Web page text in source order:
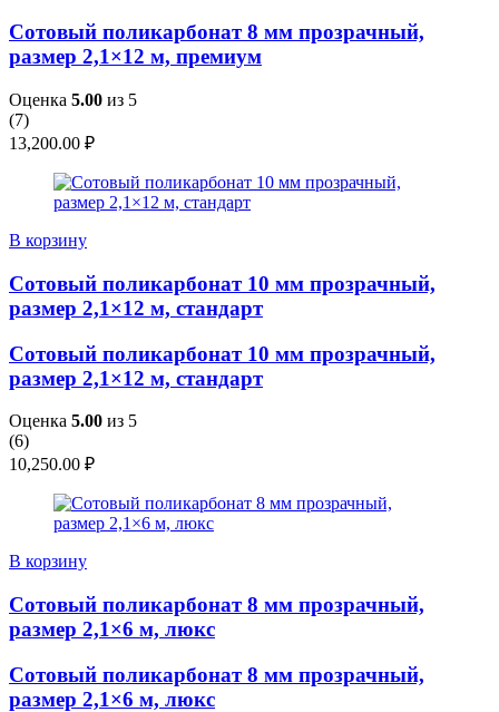
Сотовый поликарбонат 8 мм прозрачный,
размер 2,1×12 м, премиум
Оценка 5.00 из 5
(7)
13,200.00 ₽
В корзину
Сотовый поликарбонат 10 мм прозрачный,
размер 2,1×12 м, стандарт
Сотовый поликарбонат 10 мм прозрачный,
размер 2,1×12 м, стандарт
Оценка 5.00 из 5
(6)
10,250.00 ₽
В корзину
Сотовый поликарбонат 8 мм прозрачный,
размер 2,1×6 м, люкс
Сотовый поликарбонат 8 мм прозрачный,
размер 2,1×6 м, люкс